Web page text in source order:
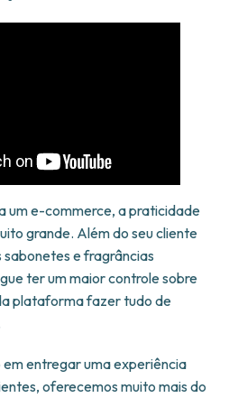
um e-commerce, a praticidade
grande. Além do seu cliente
e fragrâncias
ter um maior controle sobre
plataforma fazer tudo de
em entregar uma experiência
oferecemos muito mais do